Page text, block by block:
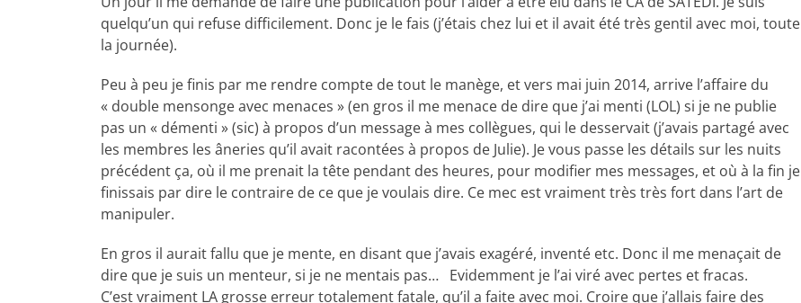
quelqu’un qui refuse difficilement. Donc je le fais (j’étais chez lui et il avait été très gentil avec moi, toute
la journée).
Peu à peu je finis par me rendre compte de tout le manège, et vers mai juin 2014, arrive l’affaire du
« double mensonge avec menaces » (en gros il me menace de dire que j’ai menti (LOL) si je ne publie
pas un « démenti » (sic) à propos d’un message à mes collègues, qui le desservait (j’avais partagé avec
les membres les âneries qu’il avait racontées à propos de Julie). Je vous passe les détails sur les nuits
précédent ça, où il me prenait la tête pendant des heures, pour modifier mes messages, et où à la fin je
finissais par dire le contraire de ce que je voulais dire. Ce mec est vraiment très très fort dans l’art de
manipuler.
En gros il aurait fallu que je mente, en disant que j’avais exagéré, inventé etc. Donc il me menaçait de
dire que je suis un menteur, si je ne mentais pas… Evidemment je l’ai viré avec pertes et fracas.
C’est vraiment LA grosse erreur totalement fatale, qu’il a faite avec moi. Croire que j’allais faire des